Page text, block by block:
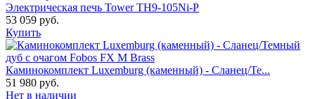
Электрическая печь Tower TH9-105Ni-P
53 059 руб.
Купить
Каминокомплект Luxemburg (каменный) - Сланец/Те...
51 980 руб.
Нет в наличии